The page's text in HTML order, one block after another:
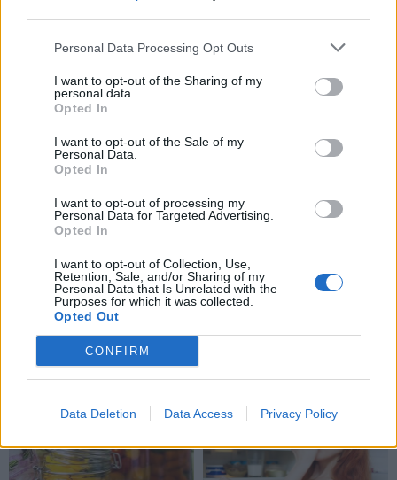
Personal Data Processing Opt Outs
I want to opt-out of the Sharing of my
personal data.
Opted In
I want to opt-out of the Sale of my
Personal Data.
Opted In
I want to opt-out of processing my
Personal Data for Targeted Advertising.
Opted In
I want to opt-out of Collection, Use,
Retention, Sale, and/or Sharing of my
Personal Data that Is Unrelated with the
Purposes for which it was collected.
Opted Out
CONFIRM
Data Deletion Data Access Privacy Policy
paskelbė Lietuvos
sąraše - du klaipėdiečiai
žiemos paralimpinių
NAUJI